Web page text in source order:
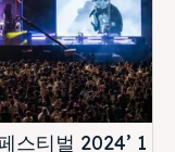
스티벌 2024’ 1